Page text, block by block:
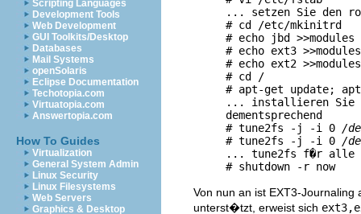
Scripting Languages
Development Tools
Web Development
GUI Toolkits/Desktop
Databases
Mail Systems
openSolaris
Eclipse Documentation
Techotopia.com
Virtuatopia.com
Answertopia.com
How To Guides
Virtualization
General System Admin
Linux Security
Linux Filesystems
Web Servers
Graphics & Desktop
... setzen Sie den
     # cd /etc/mkinitrd
     # echo jbd >>modules
     # echo ext3 >>modules
     # echo ext2 >>modules
     # cd /
# apt-get update;
... installieren Sie
     dementsprechend
     # tune2fs -j -i 0
/
     # tune2fs -j -i 0
/
... tune2fs f�r alle
Von nun an ist EXT3-
unterst�tzt, erweist sich